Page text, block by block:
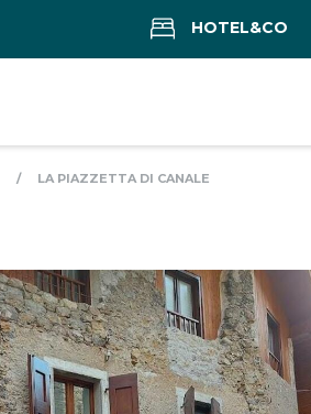
HOTEL&CO
LA PIAZZETTA DI CANALE